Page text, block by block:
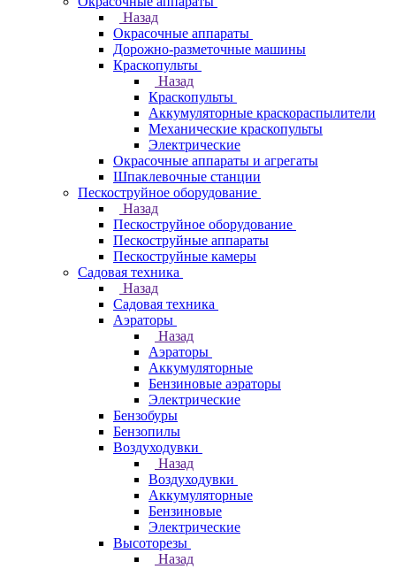
Назад
Окрасочные аппараты
Дорожно-разметочные машины
Краскопульты
Назад
Краскопульты
Аккумуляторные краскораспылители
Механические краскопульты
Электрические
Окрасочные аппараты и агрегаты
Шпаклевочные станции
Пескоструйное оборудование
Назад
Пескоструйное оборудование
Пескоструйные аппараты
Пескоструйные камеры
Садовая техника
Назад
Садовая техника
Аэраторы
Назад
Аэраторы
Аккумуляторные
Бензиновые аэраторы
Электрические
Бензобуры
Бензопилы
Воздуходувки
Назад
Воздуходувки
Аккумуляторные
Бензиновые
Электрические
Высоторезы
Назад